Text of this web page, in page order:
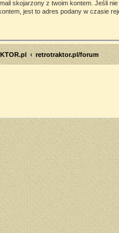
skojarzony z twoim kontem. Jeśli nie
jest to adres podany w czasie
retrotraktor.pl/forum